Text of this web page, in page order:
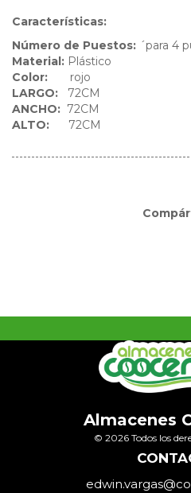
Características:
Número de Puestos: ´para 4
Material: Plástico
Color: rojo
LARGO: 72CM
ANCHO: 72CM
ALTO: 72CM
Almacenes
© 2026 Todos los